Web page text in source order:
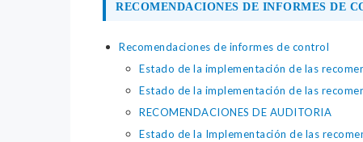
RECOMENDACIONES DE INFORMES DE
Recomendaciones de informes de control
Estado de la implementación de las
Estado de la implementación de las
RECOMENDACIONES DE AUDITORIA
Estado de la Implementación de las